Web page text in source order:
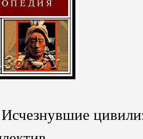
Исчезнувшие